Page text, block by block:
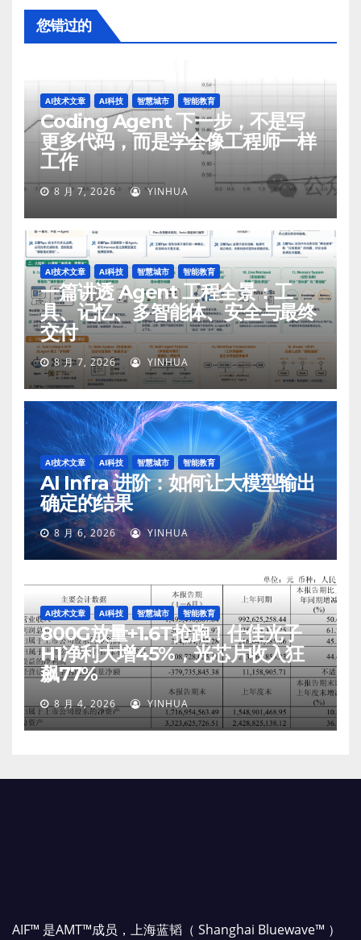
您错过的
AI技术文章 AI科技 智慧城市 智能教育
Coding Agent 下一步，不是写
更多代码，而是学会像工程师一样
工作
8 月 7, 2026 YINHUA
AI技术文章 AI科技 智慧城市 智能教育
一篇讲透 Agent 工程全景：工
具、记忆、多智能体、安全与最终
交付
8 月 7, 2026 YINHUA
AI技术文章 AI科技 智慧城市 智能教育
AI Infra 进阶：如何让大模型输出
确定的结果
8 月 6, 2026 YINHUA
AI技术文章 AI科技 智慧城市 智能教育
800G放量+1.6T抢跑！仕佳光子
H1净利大增45%，光芯片收入狂
飙77%
8 月 4, 2026 YINHUA
AIF™ 是AMT™成员，上海蓝韬（ Shanghai Bluewave™ ）